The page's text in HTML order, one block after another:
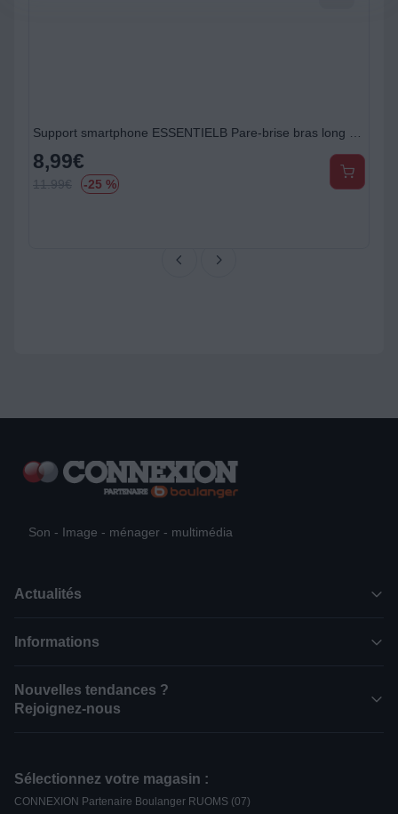
3,99
4.99€ -20 %
Son - Image - ménager - multimédia
Actualités
Informations
Nouvelles tendances ?
Rejoignez-nous
Sélectionnez votre magasin :
CONNEXION Partenaire Boulanger RUOMS (07)